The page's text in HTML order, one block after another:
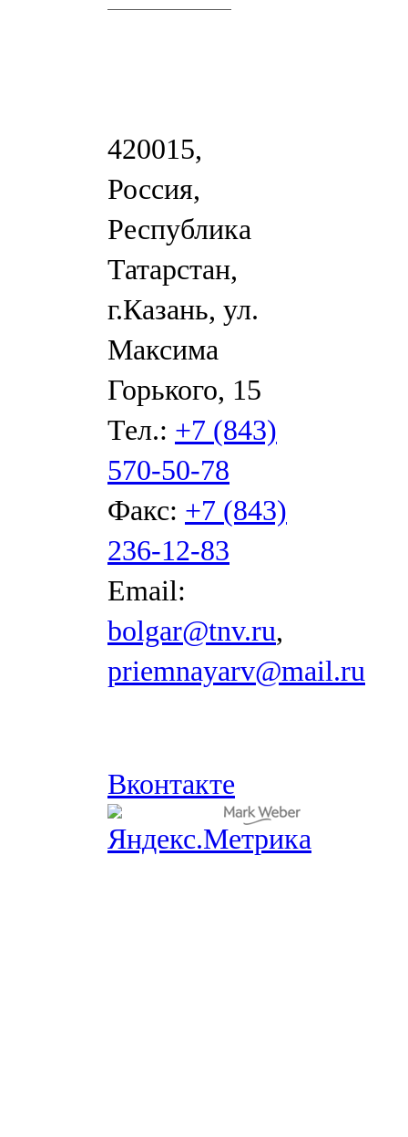
420015,
Россия,
Республика
Татарстан,
г.Казань, ул.
Максима
Горького, 15
Тел.: +7 (843)
570-50-78
Факс: +7 (843)
236-12-83
Email:
bolgar@tnv.ru,
priemnayarv@mail.ru
Вконтакте